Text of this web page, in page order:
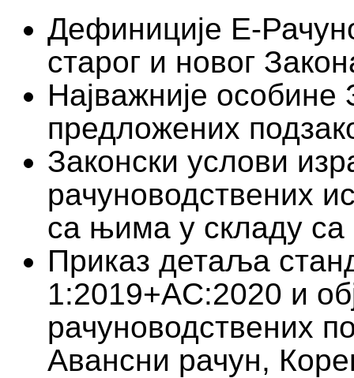
Дефиниције Е-
старог и новог
Најважније
предложених
Законски услови
рачуноводствених
са њима у складу
Приказ детаља
1:2019+AC:2020 и
рачуноводствених
Авансни рачун,